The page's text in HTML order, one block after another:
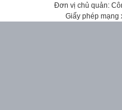
Đơn vị chủ quản:
Giấy phép mạng